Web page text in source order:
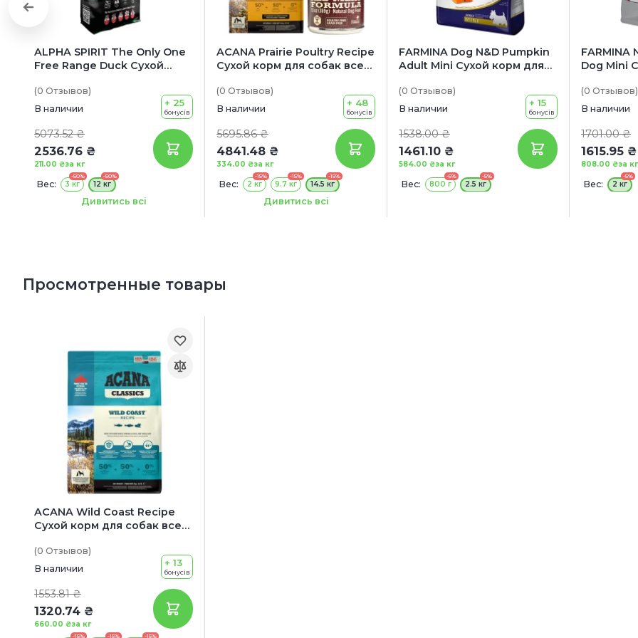
ALPHA SPIRIT The Only One
Free Range Duck Сухой
и возрастов (с уткой)
(0 Отзывов)
В наличии
5073.52 ₴
2536.76 ₴
за кг
211.00 ₴
+ 25
бонусів
Вес:
-50%
3 кг
-50%
12 кг
Сроки годности: 19/08/2026
Дивитись всі
ACANA Prairie Poultry Recipe
Сухой корм для собак всех
курицей)
(0 Отзывов)
В наличии
5695.86 ₴
4841.48 ₴
за кг
334.00 ₴
+ 48
бонусів
Вес:
-15%
2 кг
-15%
9.7 кг
-15%
14.5 кг
+ КОНСЕРВА В ПОДАРОК!
Дивитись всі
FARMINA Dog N&D Pumpkin
Adult Mini Сухой корм для
пород (с ягненком, тыквой
и черникой)
(0 Отзывов)
В наличии
1538.00 ₴
1461.10 ₴
за кг
584.00 ₴
+ 15
бонусів
Вес:
-5%
800 г
-5%
2.5 кг
FARMINA
Dog Mini
белой
(0 Отзывов)
В наличии
1701.00 ₴
1615.95 ₴
за кг
808.00 ₴
Вес:
-5%
2 кг
Просмотренные товары
ACANA Wild Coast Recipe
Сухой корм для собак всех
лососем)
(0 Отзывов)
В наличии
1553.81 ₴
1320.74 ₴
за кг
660.00 ₴
+ 13
бонусів
-15% -15% -15%